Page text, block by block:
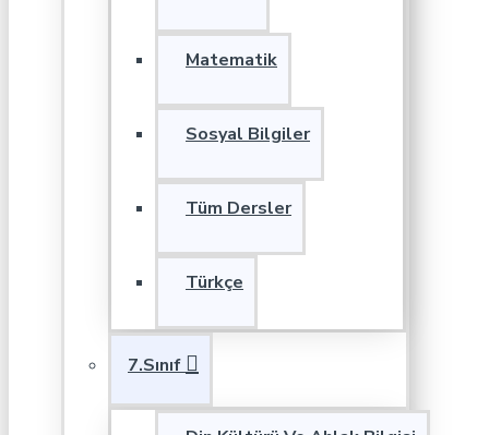
Matematik
Sosyal Bilgiler
Tüm Dersler
Türkçe
7.Sınıf